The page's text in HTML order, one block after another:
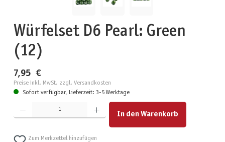
Würfelset D6 Pearl: Green
(12)
7,95 €
Preise inkl. MwSt. zzgl. Versandkosten
Sofort verfügbar, Lieferzeit: 3-5 Werktage
Produkt Anzahl: Gib den gewünschten Wert ein oder benutze die Schaltflächen um die Anzahl zu
In den Warenkorb
Zum Merkzettel hinzufügen